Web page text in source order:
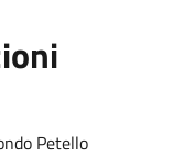
Petello